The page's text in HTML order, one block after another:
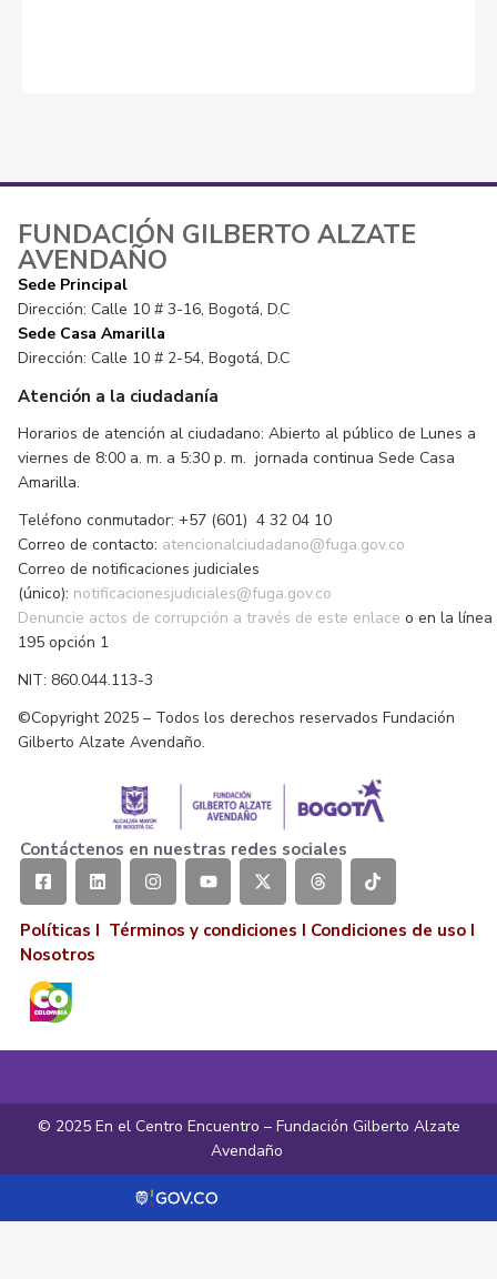
FUNDACIÓN GILBERTO ALZATE
AVENDAÑO
Sede Principal
Dirección: Calle 10 # 3-16, Bogotá, D.C
Sede Casa Amarilla
Dirección: Calle 10 # 2-54, Bogotá, D.C
Atención a la ciudadanía
Horarios de atención al ciudadano: Abierto al público de Lunes a
viernes de 8:00 a. m. a 5:30 p. m. jornada continua Sede Casa
Amarilla.
Teléfono conmutador: +57 (601) 4 32 04 10
Correo de contacto: atencionalciudadano@fuga.gov.co
Correo de notificaciones judiciales
(único): notificacionesjudiciales@fuga.gov.co
Denuncie actos de corrupción a través de este enlace o en la línea
195 opción 1
NIT: 860.044.113-3
©Copyright 2025 – Todos los derechos reservados Fundación
Gilberto Alzate Avendaño.
Contáctenos en nuestras redes sociales
Políticas I Términos y condiciones I Condiciones de uso I
Nosotros
© 2025 En el Centro Encuentro – Fundación Gilberto Alzate
Avendaño